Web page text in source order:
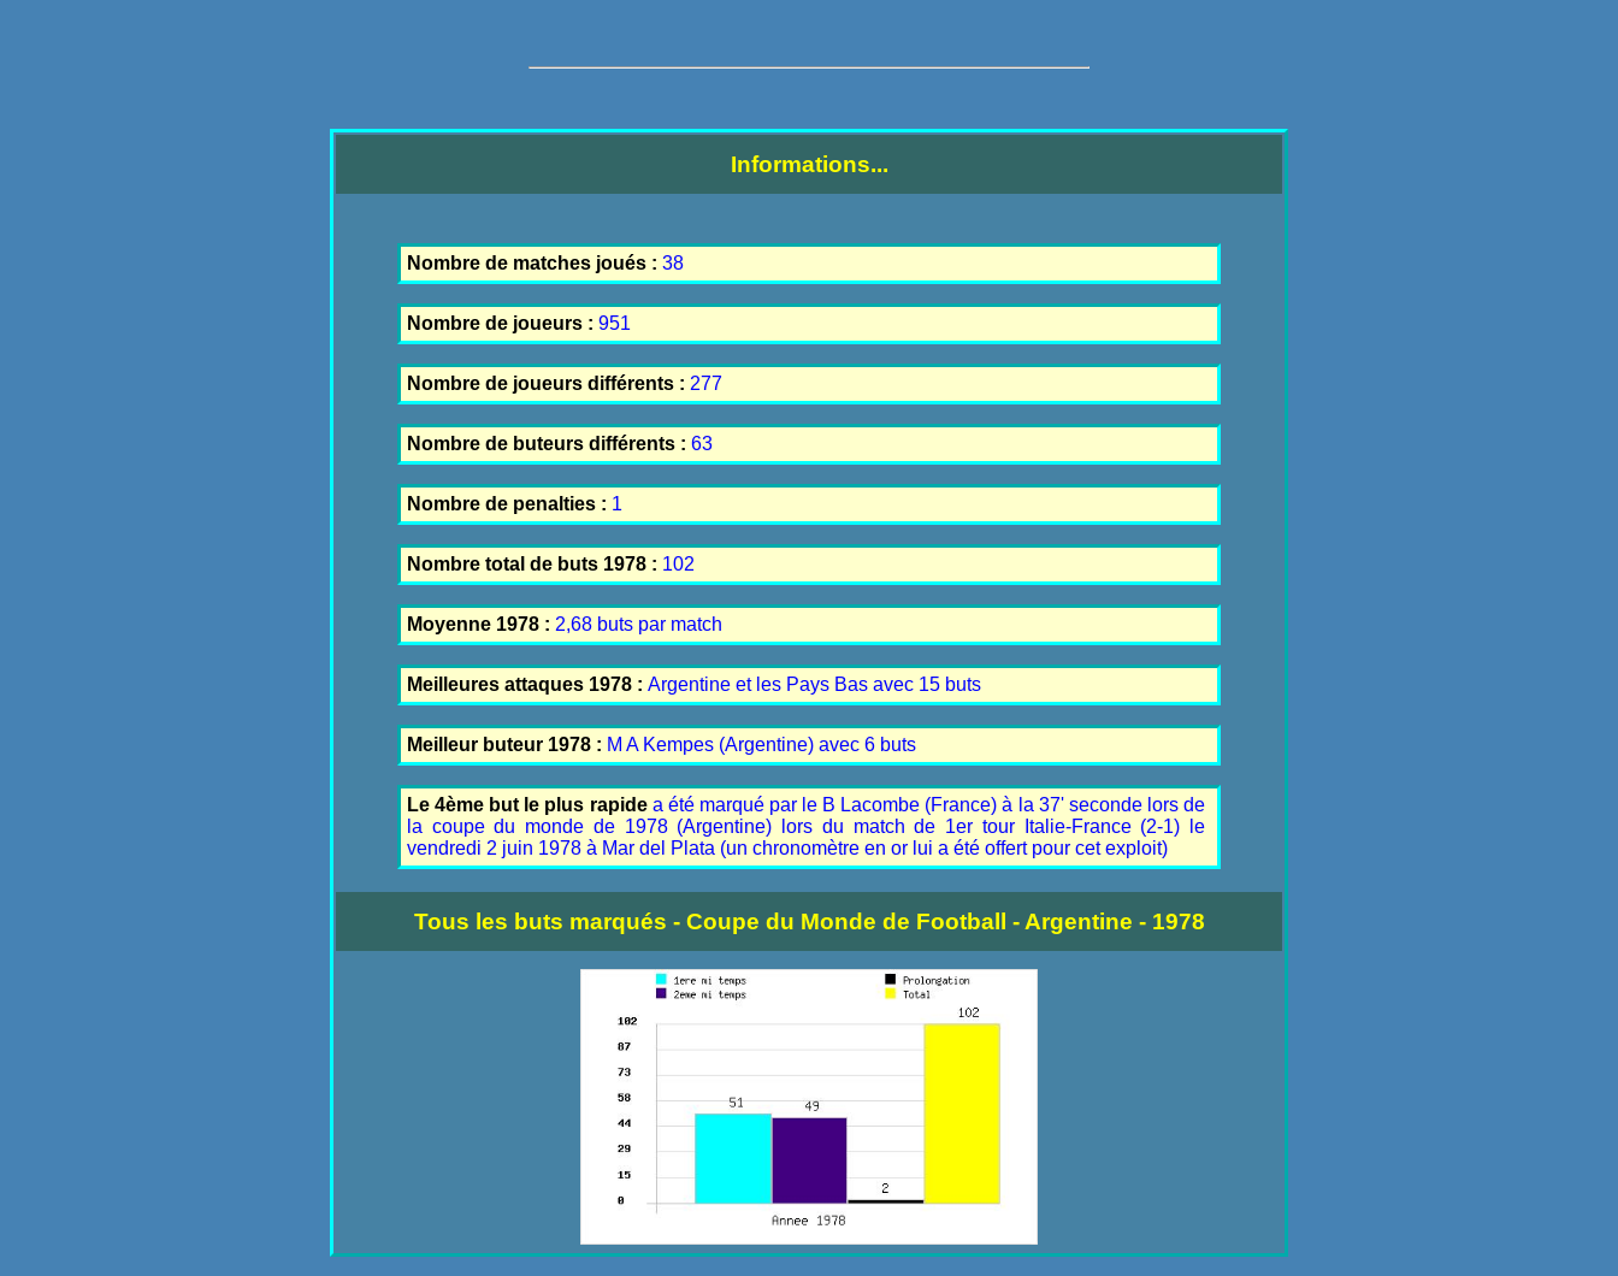
Informations...
Nombre de matches joués : 38
Nombre de joueurs : 951
Nombre de joueurs différents : 277
Nombre de buteurs différents : 63
Nombre de penalties : 1
Nombre total de buts 1978 : 102
Moyenne 1978 : 2,68 buts par match
Meilleures attaques 1978 : Argentine et les Pays Bas avec 15 buts
Meilleur buteur 1978 : M A Kempes (Argentine) avec 6 buts
Le 4ème but le plus rapide a été marqué par le B Lacombe (France) à la 37' seconde lors de
la coupe du monde de 1978 (Argentine) lors du match de 1er tour Italie-France (2-1) le
vendredi 2 juin 1978 à Mar del Plata (un chronomètre en or lui a été offert pour cet exploit)
Tous les buts marqués - Coupe du Monde de Football - Argentine - 1978